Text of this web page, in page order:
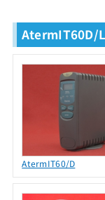
AtermIT60D/
AtermIT60/D